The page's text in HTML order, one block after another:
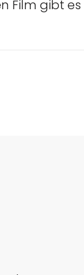
Film gibt es